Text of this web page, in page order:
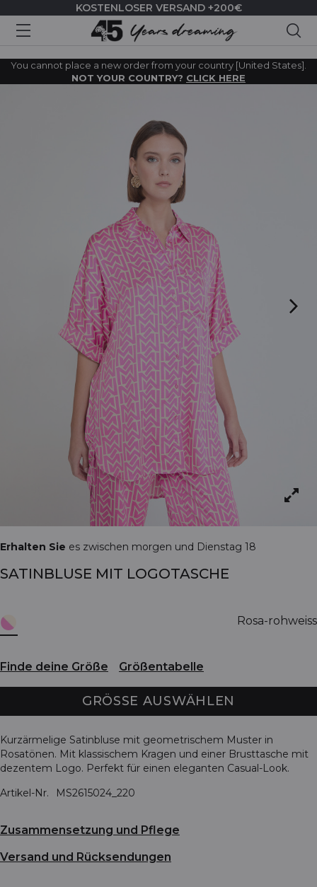
KOSTENLOSER VERSAND +200€
You cannot place a new order from your country [United States].
NOT YOUR COUNTRY? CLICK HERE
Erhalten Sie es zwischen morgen und Dienstag 18
SATINBLUSE MIT LOGOTASCHE
Rosa-rohweiss
Finde deine Größe Größentabelle
GRÖSSE AUSWÄHLEN
Kurzärmelige Satinbluse mit geometrischem Muster in
Rosatönen. Mit klassischem Kragen und einer Brusttasche mit
dezentem Logo. Perfekt für einen eleganten Casual-Look.
Artikel-Nr.
MS2615024_220
Zusammensetzung und Pflege
Versand und Rücksendungen